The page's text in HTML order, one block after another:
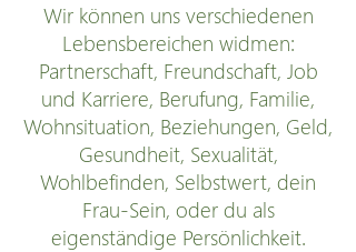
Wir können uns verschiedenen
Lebensbereichen widmen:
Partnerschaft, Freundschaft, Job
und Karriere, Berufung, Familie,
Wohnsituation, Beziehungen, Geld,
Gesundheit, Sexualität,
Wohlbefinden, Selbstwert, dein
Frau-Sein, oder du als
eigenständige Persönlichkeit.